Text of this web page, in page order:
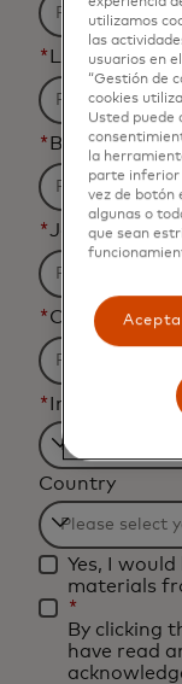
* Last Name
* Business
*Job Title
*Organization
* Industry
Filtering
will
be
applied
after
3
characters.
Country
Filtering
will
be
applied
after
Yes, I
materials
*
By clicking
have read
utilizamos
las
usuarios en
“Gestión de
cookies
Usted puede
la
parte inferior
vez de botón
algunas o
que sean